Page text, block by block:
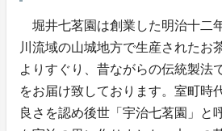
堀井七茗園は創業した明治十二
川流域の山城地方で生産されたお
よりすぐり、昔ながらの伝統製法
をお届け致しております。室町時
良さを認め後世「宇治七茗園」と